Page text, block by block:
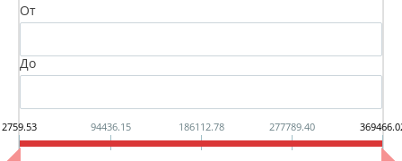
От
До
2759.53 94436.15 186112.78 277789.40